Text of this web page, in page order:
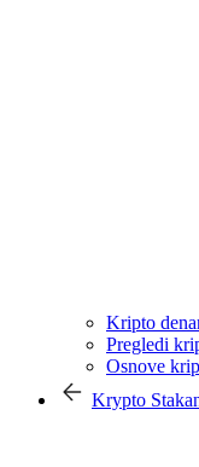
Kripto
Pregledi
Osnove
Krypto